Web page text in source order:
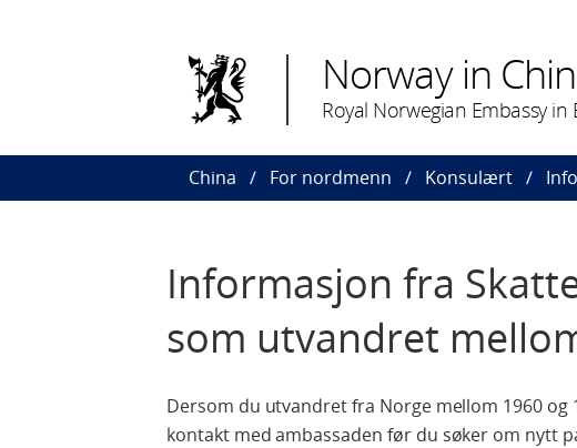
Norway in
Royal Norwegian Embassy in
China For nordmenn Konsulært
Informasjon fra
som utvandret
Dersom du utvandret fra Norge mellom 1960
kontakt med ambassaden før du søker om nytt